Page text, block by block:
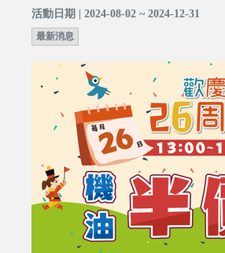
活動日期 | 2024-08-02 ~ 2024-12-31
最新消息